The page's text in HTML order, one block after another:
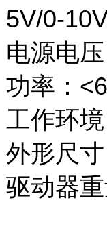
5V/0-
电源电
功率：
工作环
外形尺
驱动器